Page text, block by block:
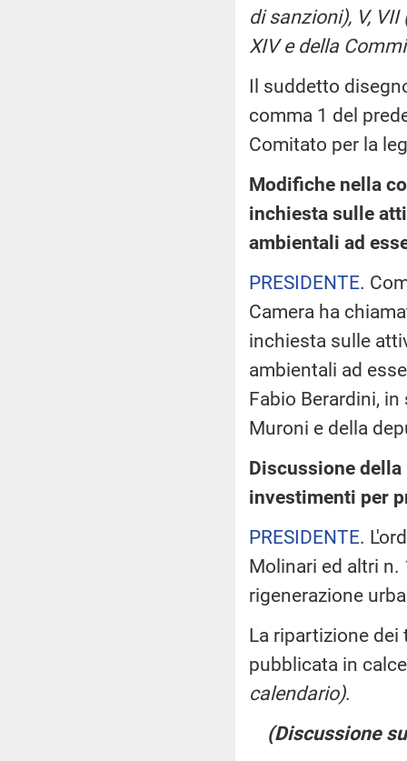
di sanzioni), V,
XIV e della
Il suddetto
comma 1 del
Comitato per la
Modifiche nella
inchiesta sulle
ambientali ad
PRESIDENTE.
Camera ha
inchiesta sulle
ambientali ad
Fabio Berardini,
Muroni e della
Discussione
investimenti per
PRESIDENTE.
Molinari ed altri n.
rigenerazione
La ripartizione dei
pubblicata in
calendario).
(Discussione